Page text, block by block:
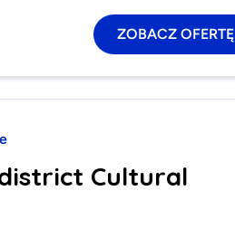
ZOBACZ OFERTĘ
Cultural